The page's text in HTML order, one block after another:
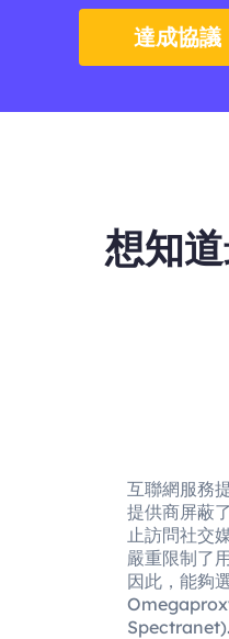
達成協議
想知
互聯網服務
提供商屏蔽
止訪問社交
嚴重限制了
因此，能夠
Spectranet).